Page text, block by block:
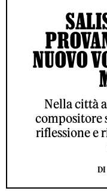
NUOVO
Nella città
compositore
riflessione e